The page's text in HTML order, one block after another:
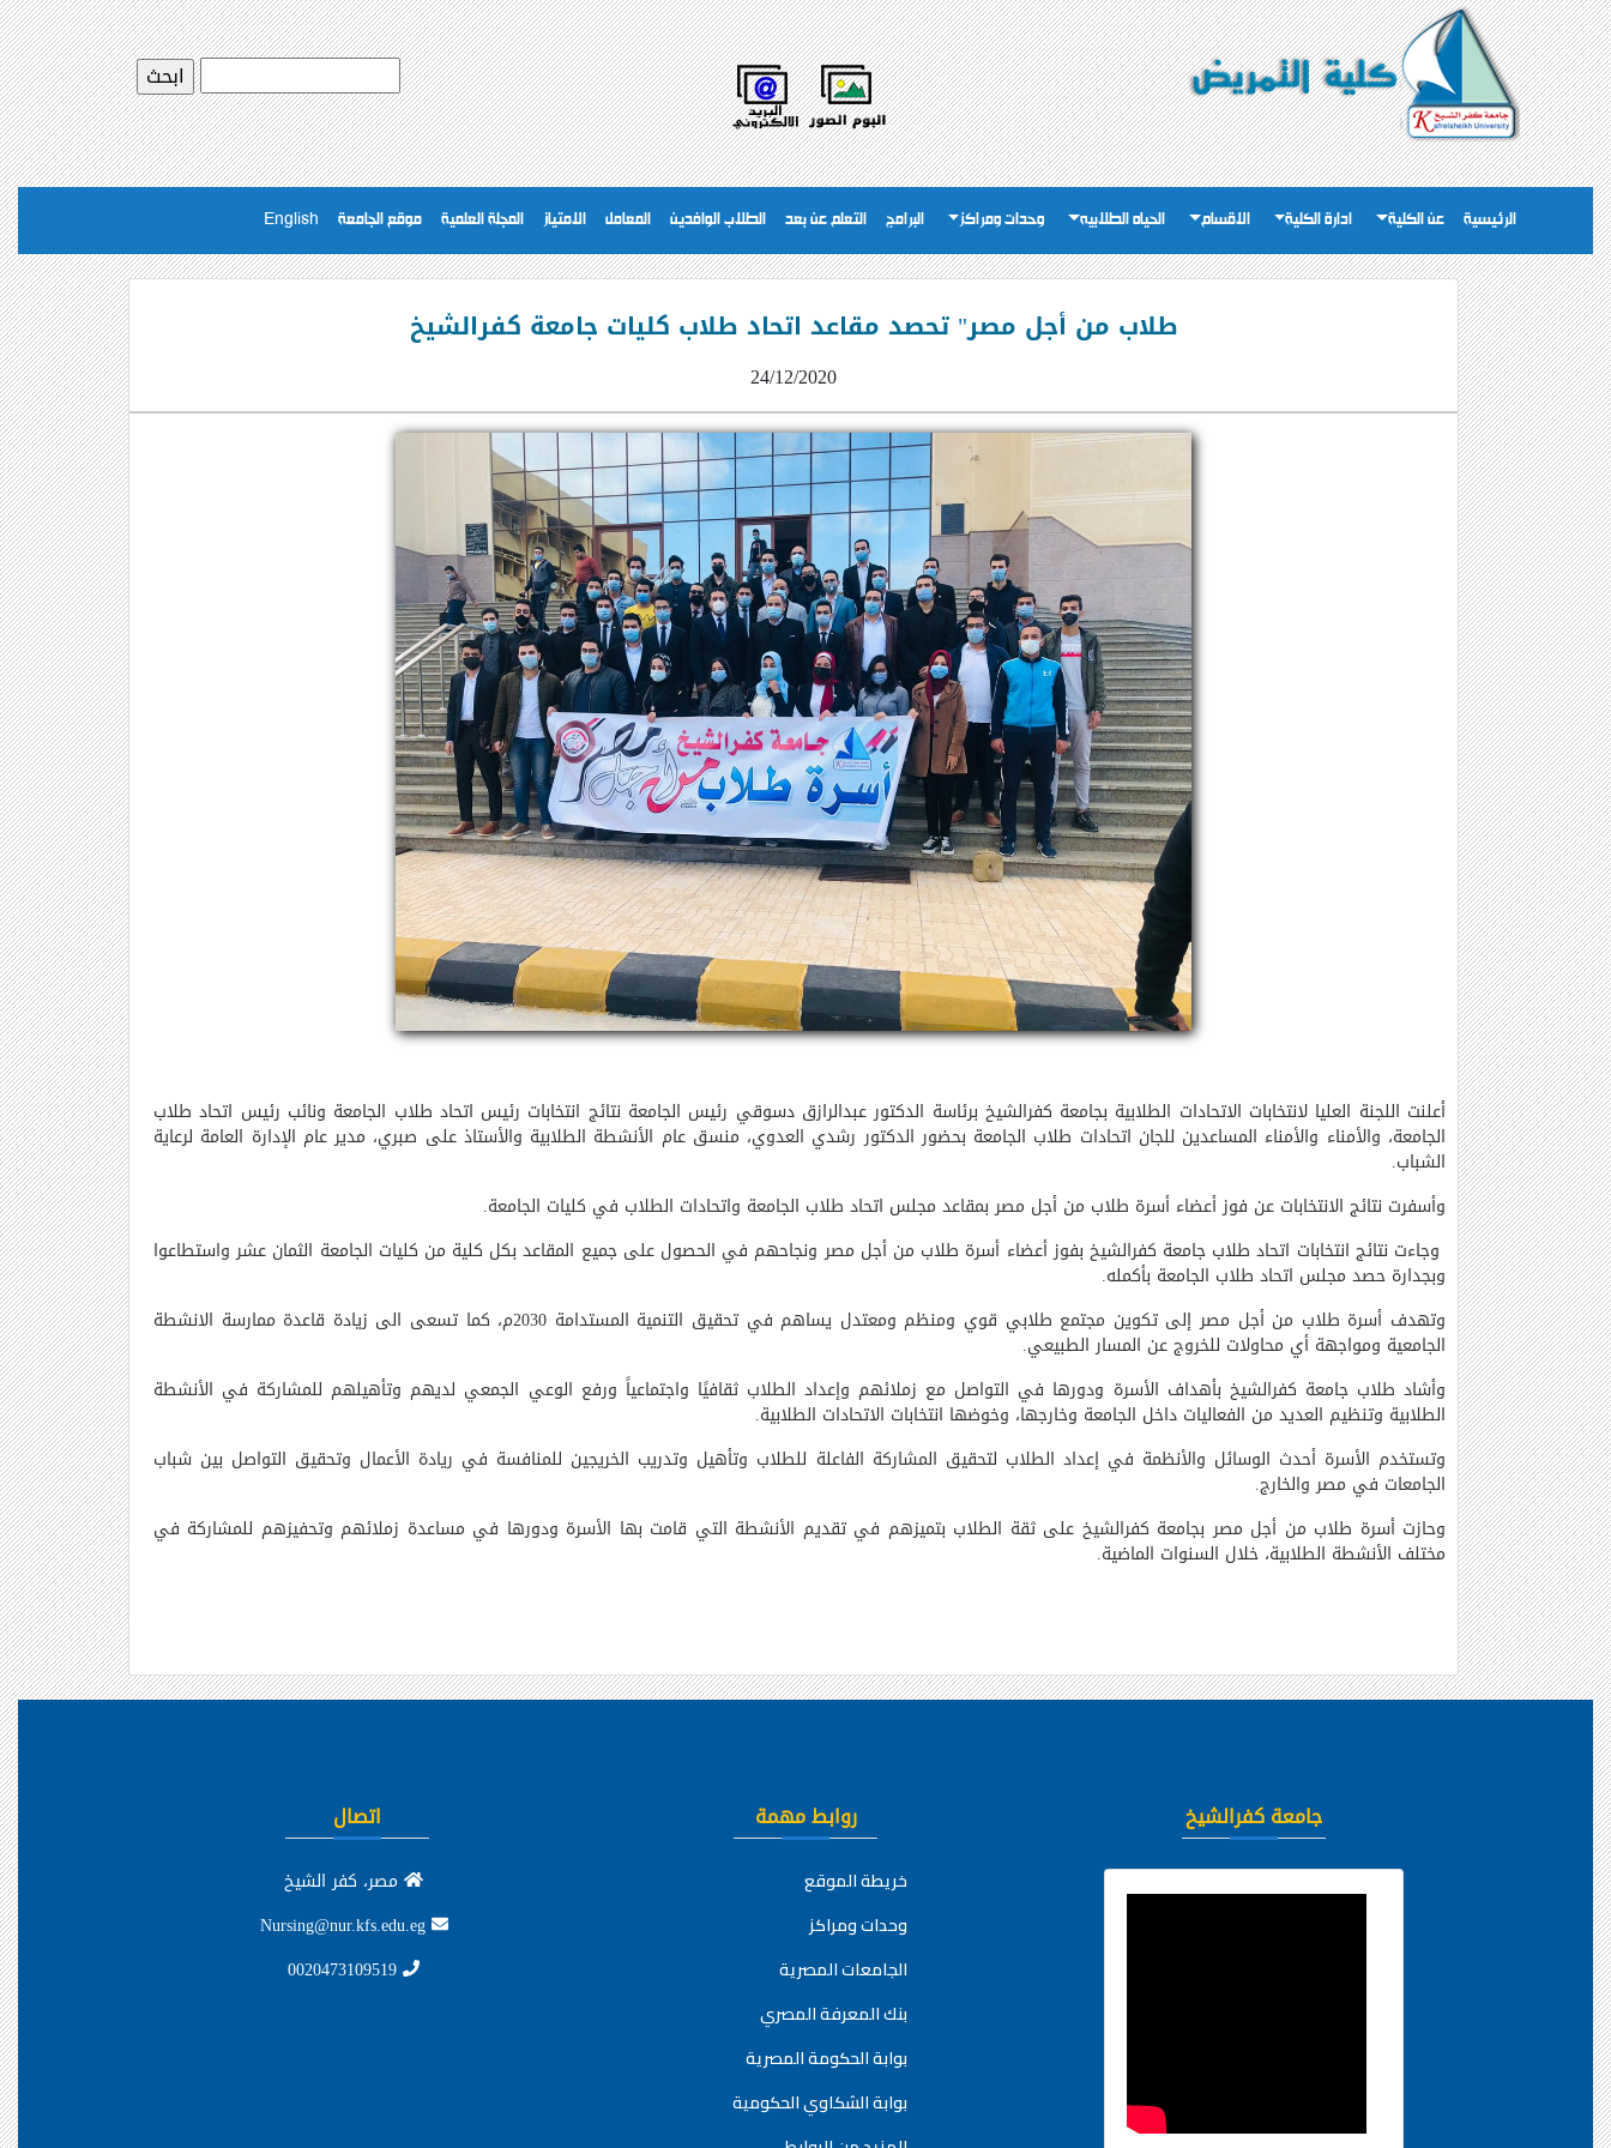
الرئيسية عن الكلية ادارة الكلية الاقسام الحياه الطلابيه وحدات ومراكز البرامج التعلم عن بعد الطلاب الوافدين المعامل الامتياز المجلة العلمية موقع الجامعة English
طلاب من أجل مصر" تحصد مقاعد اتحاد طلاب كليات جامعة كفرالشيخ
24/12/2020
أعلنت اللجنة العليا لانتخابات الاتحادات الطلابية بجامعة كفرالشيخ برئاسة الدكتور عبدالرازق دسوقي رئيس الجامعة نتائج انتخابات رئيس اتحاد طلاب الجامعة ونائب رئيس اتحاد طلاب
الجامعة، والأمناء والأمناء المساعدين للجان اتحادات طلاب الجامعة بحضور الدكتور رشدي العدوي، منسق عام الأنشطة الطلابية والأستاذ على صبري، مدير عام الإدارة العامة لرعاية
الشباب.
وأسفرت نتائج الانتخابات عن فوز أعضاء أسرة طلاب من أجل مصر بمقاعد مجلس اتحاد طلاب الجامعة واتحادات الطلاب في كليات الجامعة.
وجاءت نتائج انتخابات اتحاد طلاب جامعة كفرالشيخ بفوز أعضاء أسرة طلاب من أجل مصر ونجاحهم في الحصول على جميع المقاعد بكل كلية من كليات الجامعة الثمان عشر واستطاعوا
وبجدارة حصد مجلس اتحاد طلاب الجامعة بأكمله.
وتهدف أسرة طلاب من أجل مصر إلى تكوين مجتمع طلابي قوي ومنظم ومعتدل يساهم في تحقيق التنمية المستدامة 2030م، كما تسعى الى زيادة قاعدة ممارسة الانشطة
الجامعية ومواجهة أي محاولات للخروج عن المسار الطبيعي.
وأشاد طلاب جامعة كفرالشيخ بأهداف الأسرة ودورها في التواصل مع زملائهم وإعداد الطلاب ثقافيًا واجتماعياً ورفع الوعي الجمعي لديهم وتأهيلهم للمشاركة في الأنشطة
الطلابية وتنظيم العديد من الفعاليات داخل الجامعة وخارجها، وخوضها انتخابات الاتحادات الطلابية.
وتستخدم الأسرة أحدث الوسائل والأنظمة في إعداد الطلاب لتحقيق المشاركة الفاعلة للطلاب وتأهيل وتدريب الخريجين للمنافسة في ريادة الأعمال وتحقيق التواصل بين شباب
الجامعات في مصر والخارج.
وحازت أسرة طلاب من أجل مصر بجامعة كفرالشيخ على ثقة الطلاب بتميزهم في تقديم الأنشطة التي قامت بها الأسرة ودورها في مساعدة زملائهم وتحفيزهم للمشاركة في
مختلف الأنشطة الطلابية، خلال السنوات الماضية.
جامعة كفرالشيخ روابط مهمة
خريطة الموقع
وحدات ومراكز
الجامعات المصرية
بنك المعرفة المصري
بوابة الحكومة المصرية
بوابة الشكاوي الحكومية
اتصال
مصر، كفر الشيخ
Nursing@nur.kfs.edu.eg